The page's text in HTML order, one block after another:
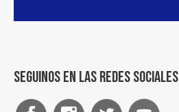
Seguinos en las redes sociales